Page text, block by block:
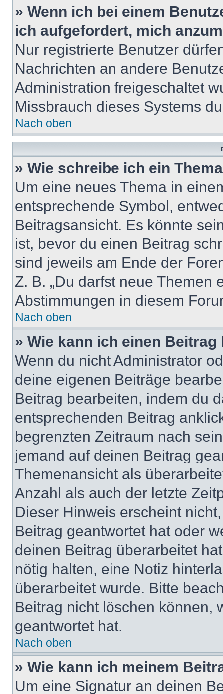
» Wenn ich bei einem
ich aufgefordert, mich
Nur registrierte Benutzer
Nachrichten an andere
Administration freigeschaltet
Missbrauch dieses Systems
Nach oben
» Wie schreibe ich ein
Um eine neues Thema in
entsprechende Symbol,
Beitragsansicht. Es könnte
ist, bevor du einen Beitrag
sind jeweils am Ende der
Z. B. „Du darfst neue Themen
Abstimmungen in diesem
Nach oben
» Wie kann ich einen
Wenn du nicht Administrator
deine eigenen Beiträge
Beitrag bearbeiten, indem du
entsprechenden Beitrag
begrenzten Zeitraum nach
jemand auf deinen Beitrag
Themenansicht als
Anzahl als auch der letzte
Dieser Hinweis erscheint
Beitrag geantwortet hat oder
deinen Beitrag überarbeitet
nötig halten, eine Notiz
überarbeitet wurde. Bitte
Beitrag nicht löschen können,
geantwortet hat.
Nach oben
» Wie kann ich meinem
Um eine Signatur an deinen